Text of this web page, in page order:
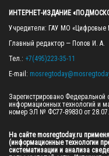
ИНТЕРНЕТ-ИЗДАНИЕ
Учредители: ГАУ МО «Цифровые
Главный редактор — Попов И. А.
Тел.: +7(495)223-35-11
E-mail:
Зарегистрировано
информационных технологий и
номер ЭЛ № ФС77-89830 от
На сайте mosregtoday.ru
(информационные технологии
систематизации и анализа